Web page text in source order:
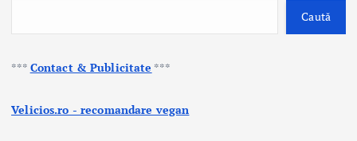
Caută
*** Contact & Publicitate ***
Velicios.ro - recomandare vegan